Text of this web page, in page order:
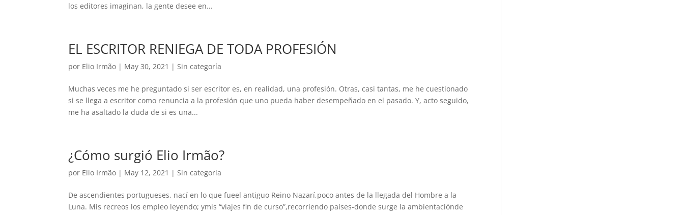
los editores imaginan, la gente desee en...
EL ESCRITOR RENIEGA DE TODA PROFESIÓN
por Elio Irmão | May 30, 2021 | Sin categoría
Muchas veces me he preguntado si ser escritor es, en realidad, una profesión. Otras, casi tantas, me he cuestionado
si se llega a escritor como renuncia a la profesión que uno pueda haber desempeñado en el pasado. Y, acto seguido,
me ha asaltado la duda de si es una...
¿Cómo surgió Elio Irmão?
por Elio Irmão | May 12, 2021 | Sin categoría
De ascendientes portugueses, nací en lo que fueel antiguo Reino Nazarí,poco antes de la llegada del Hombre a la
Luna. Mis recreos los empleo leyendo; ymis “viajes fin de curso”,recorriendo países-donde surge la ambientaciónde